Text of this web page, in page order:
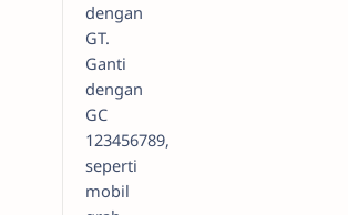
dengan
GT.
Ganti
dengan
GC
123456789,
seperti
mobil